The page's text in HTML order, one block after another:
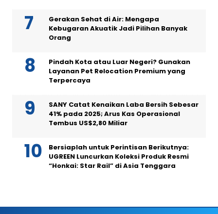
Gerakan Sehat di Air: Mengapa
Kebugaran Akuatik Jadi Pilihan Banyak
Orang
Pindah Kota atau Luar Negeri? Gunakan
Layanan Pet Relocation Premium yang
Terpercaya
SANY Catat Kenaikan Laba Bersih Sebesar
41% pada 2025; Arus Kas Operasional
Tembus US$2,80 Miliar
Bersiaplah untuk Perintisan Berikutnya:
UGREEN Luncurkan Koleksi Produk Resmi
“Honkai: Star Rail” di Asia Tenggara